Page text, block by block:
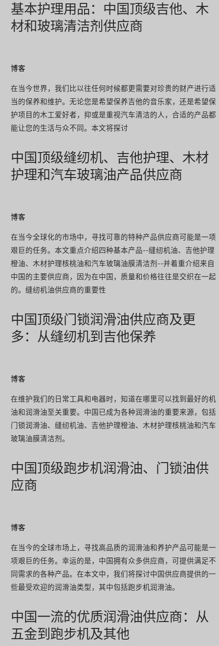
基本护理用品：中国顶级吉他、木
材和玻璃清洁剂供应商
博客
在当今世界，我们比以往任何时候都更需要对珍贵的财产进行适
当的保养和维护。无论您是希望保养吉他的音乐家，还是希望保
护项目的木工爱好者，抑或是重视汽车清洁的人，合适的产品都
能让您的生活与众不同。本文将探讨
中国顶级缝纫机、吉他护理、木材
护理和汽车玻璃油产品供应商
博客
在当今全球化的市场中，寻找可靠的特种产品供应商可能是一项
艰巨的任务。本文重点介绍四种基本产品--缝纫机油、吉他护理
橙油、木材护理核桃油和汽车玻璃油膜清洁剂--并着重介绍来自
中国的主要供应商，因为在中国，质量和价格往往是交织在一起
的。缝纫机油供应商的重要性
中国顶级门锁润滑油供应商及更
多：从缝纫机到吉他保养
博客
在维护我们的日常工具和电器时，知道在哪里可以找到最好的机
油和润滑油至关重要。中国已成为各种润滑油的重要来源，包括
门锁润滑油、缝纫机油、吉他护理橙油、木材护理核桃油和汽车
玻璃油膜清洁剂。
中国顶级跑步机润滑油、门锁油供
应商
博客
在当今的全球市场上，寻找高品质的润滑油和养护产品可能是一
项艰巨的任务。幸运的是，中国拥有众多供应商，可提供满足不
同需求的各种产品。在本文中，我们将探讨中国供应商提供的一
些最受欢迎的润滑油类型，其中包括跑步机润滑油。
中国一流的优质润滑油供应商：从
五金到跑步机及其他